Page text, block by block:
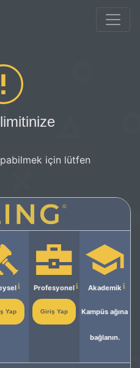
için lütfen
Yap
Profesyonel
Giriş Yap
Akademik
Kampüs ağına
bağlanın.